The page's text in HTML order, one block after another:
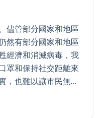
儘管部分國家和地區
然有部分國家和地區
經濟和消滅病毒，我
罩和保持社交距離來
，也難以讓市民無…